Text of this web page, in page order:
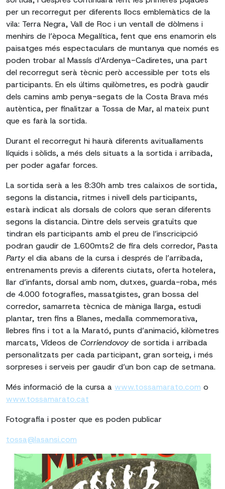
per un recorregut per diferents llocs emblemàtics de la
vila: Terra Negra, Vall de Roc i un ventall de dòlmens i
menhirs de l’època Megalítica, fent que ens enamorin els
paisatges més espectaculars de muntanya que només es
poden trobar al Massís d’Ardenya-Cadiretes, una part
del recorregut serà tècnic però accessible per tots els
participants. En els últims quilòmetres, es podrà gaudir
dels camins amb penya-segats de la Costa Brava més
autèntica, per finalitzar a Tossa de Mar, al mateix punt
que es farà la sortida.
Durant el recorregut hi haurà diferents avituallaments
líquids i sòlids, a més dels situats a la sortida i arribada,
per poder agafar forces.
La sortida serà a les 8:30h amb tres calaixos de sortida,
segons la distancia, ritmes i nivell dels participants,
estarà indicat als dorsals de colors que seran diferents
segons la distancia. Dintre dels serveis gratuïts que
tindran els participants amb el preu de l’inscricipció
podran gaudir de 1.600mts2 de fira dels corredor, Pasta
Partyel dia abans de la cursa i després de l’arribada,
entrenaments previs a diferents ciutats, oferta hotelera,
llar d’infants, dorsal amb nom, dutxes, guarda-roba, més
de 4.000 fotografies, massatgistes, gran bossa del
corredor, samarreta tècnica de màniga llarga, estudi
plantar, tren fins a Blanes, medalla commemorativa,
llebres fins i tot a la Marató, punts d’animació, kilòmetres
marcats, Vídeos de Corriendovoyde sortida i arribada
personalitzats per cada participant, gran sorteig, i més
sorpreses i serveis per gaudir d’un bon cap de setmana.
Més informació de la cursa a www.tossamarato.com o
www.tossamarato.cat
Fotografia i poster que es poden publicar
tossa@lasansi.com